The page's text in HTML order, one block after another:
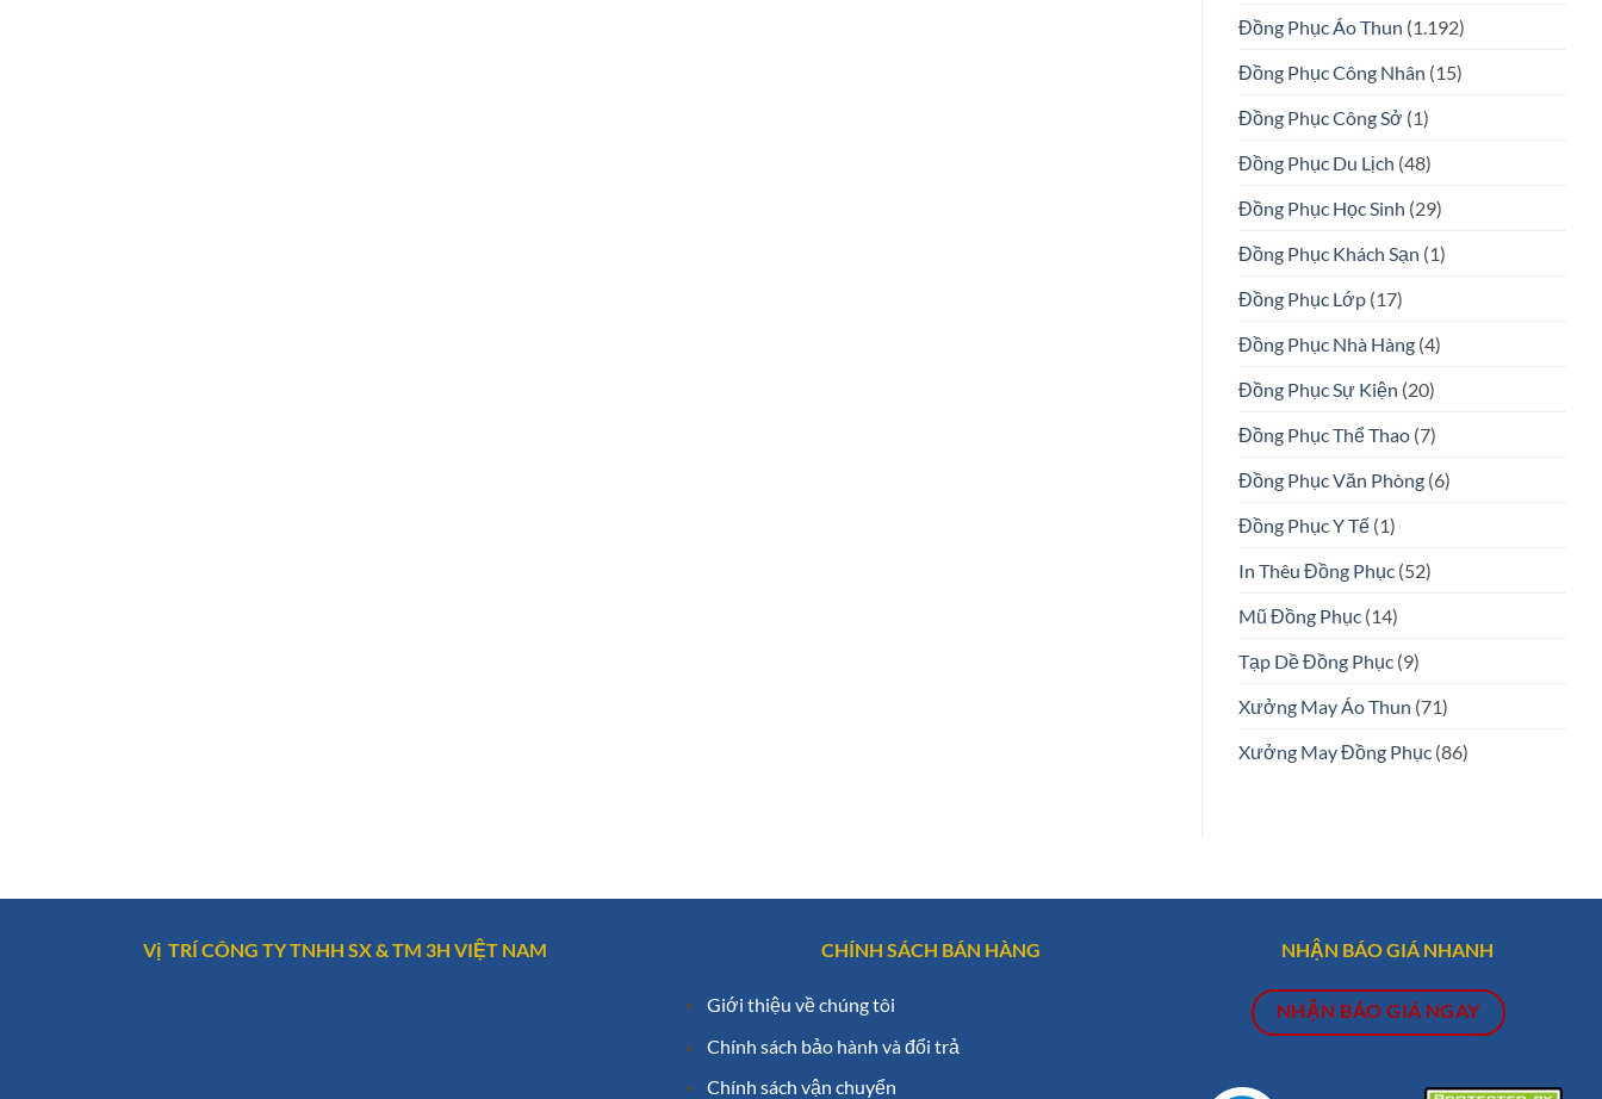
Đồng Phục Áo Thun (1.192)
Đồng Phục Công Nhân (15)
Đồng Phục Công Sở (1)
Đồng Phục Du Lịch (48)
Đồng Phục Học Sinh (29)
Đồng Phục Khách Sạn (1)
Đồng Phục Lớp (17)
Đồng Phục Nhà Hàng (4)
Đồng Phục Sự Kiện (20)
Đồng Phục Thể Thao (7)
Đồng Phục Văn Phòng (6)
Đồng Phục Y Tế (1)
In Thêu Đồng Phục (52)
Mũ Đồng Phục (14)
Tạp Dề Đồng Phục (9)
Xưởng May Áo Thun (71)
Xưởng May Đồng Phục (86)
Vị TRÍ CÔNG TY TNHH SX & TM 3H VIỆT NAM CHÍNH SÁCH BÁN HÀNG
Giới thiệu về chúng tôi
Chính sách bảo hành và đổi trả
Chính sách vận chuyển
NHẬN BÁO GIÁ NHANH
NHẬN BÁO GIÁ NGAY